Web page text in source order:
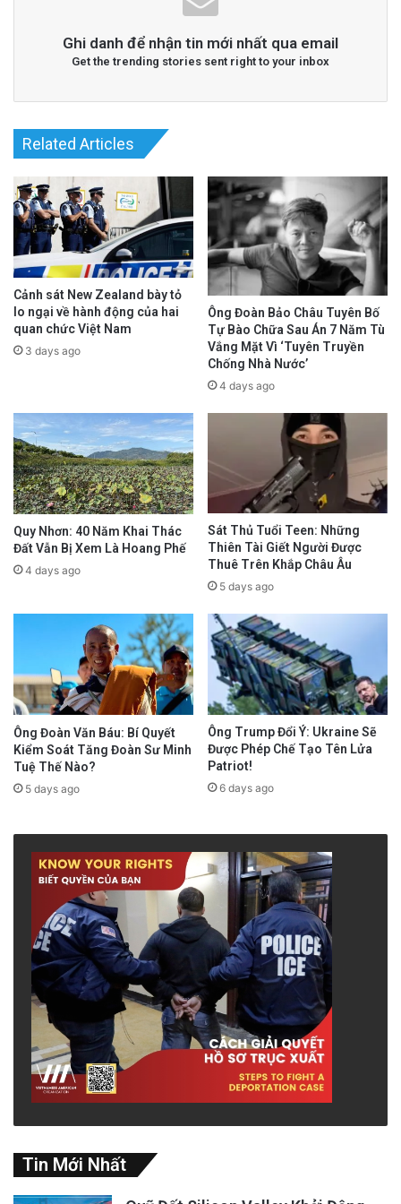
Ghi danh để nhận tin mới nhất qua email
Get the trending stories sent right to your inbox
Related Articles
Cảnh sát New Zealand bày tỏ
lo ngại về hành động của hai
quan chức Việt Nam
3 days ago
Ông Đoàn Bảo Châu Tuyên Bố
Tự Bào Chữa Sau Án 7 Năm Tù
Vắng Mặt Vì ‘Tuyên Truyền
Chống Nhà Nước’
4 days ago
Quy Nhơn: 40 Năm Khai Thác
Đất Vẫn Bị Xem Là Hoang Phế
4 days ago
Sát Thủ Tuổi Teen: Những
Thiên Tài Giết Người Được
Thuê Trên Khắp Châu Âu
5 days ago
Ông Đoàn Văn Báu: Bí Quyết
Kiểm Soát Tăng Đoàn Sư Minh
Tuệ Thế Nào?
5 days ago
Ông Trump Đổi Ý: Ukraine Sẽ
Được Phép Chế Tạo Tên Lửa
Patriot!
6 days ago
Tin Mới Nhất